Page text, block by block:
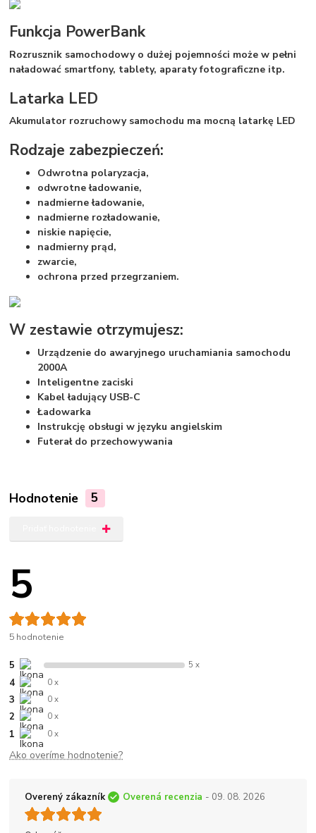
Funkcja PowerBank
Rozrusznik samochodowy o dużej pojemności może w pełni
naładować smartfony, tablety, aparaty fotograficzne itp.
Latarka LED
Akumulator rozruchowy samochodu ma mocną latarkę LED
Rodzaje zabezpieczeń:
Odwrotna polaryzacja,
odwrotne ładowanie,
nadmierne ładowanie,
nadmierne rozładowanie,
niskie napięcie,
nadmierny prąd,
zwarcie,
ochrona przed przegrzaniem.
W zestawie otrzymujesz:
Urządzenie do awaryjnego uruchamiania samochodu
2000A
Inteligentne zaciski
Kabel ładujący USB-C
Ładowarka
Instrukcję obsługi w języku angielskim
Futerał do przechowywania
Hodnotenie 5
5
5 hodnotenie
5 5 x
4 0 x
3 0 x
2 0 x
1 0 x
Ako overíme hodnotenie?
Overený zákazník Overená recenzia - 09. 08. 2026